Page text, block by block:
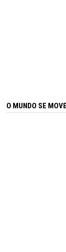
O MUNDO SE